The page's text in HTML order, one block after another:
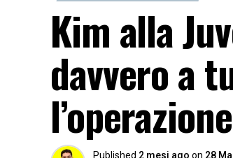
Kim alla
davvero a
Published 2 mesi ago on 28